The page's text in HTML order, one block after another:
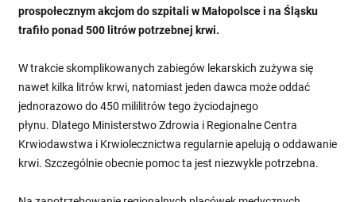
prospołecznym akcjom do szpitali w Małopolsce i na Śląsku
trafiło ponad 500 litrów potrzebnej krwi.
W trakcie skomplikowanych zabiegów lekarskich zużywa się
nawet kilka litrów krwi, natomiast jeden dawca może oddać
jednorazowo do 450 mililitrów tego życiodajnego
płynu. Dlatego Ministerstwo Zdrowia i Regionalne Centra
Krwiodawstwa i Krwiolecznictwa regularnie apelują o oddawanie
krwi. Szczególnie obecnie pomoc ta jest niezwykle potrzebna.